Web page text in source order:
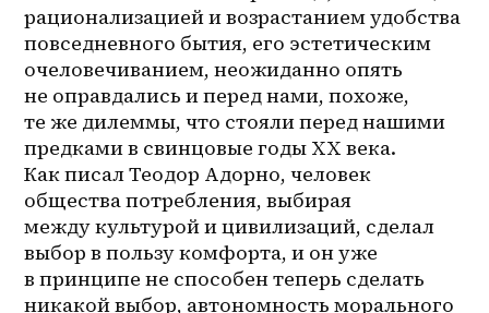
рационализацией и возрастанием удобства
повседневного бытия, его эстетическим
очеловечиванием, неожиданно опять
не оправдались и перед нами, похоже,
те же дилеммы, что стояли перед нашими
предками в свинцовые годы ХХ века.
Как писал Теодор Адорно, человек
общества потребления, выбирая
между культурой и цивилизаций, сделал
выбор в пользу комфорта, и он уже
в принципе не способен теперь сделать
никакой выбор, автономность морального